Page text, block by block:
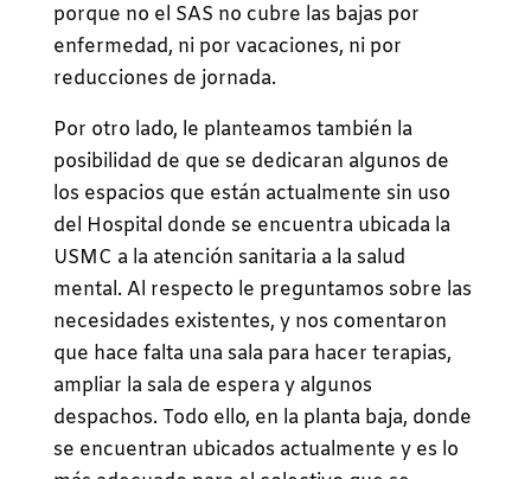
porque no el SAS no cubre las bajas por
enfermedad, ni por vacaciones, ni por
reducciones de jornada.
Por otro lado, le planteamos también la
posibilidad de que se dedicaran algunos de
los espacios que están actualmente sin uso
del Hospital donde se encuentra ubicada la
USMC a la atención sanitaria a la salud
mental. Al respecto le preguntamos sobre las
necesidades existentes, y nos comentaron
que hace falta una sala para hacer terapias,
ampliar la sala de espera y algunos
despachos. Todo ello, en la planta baja, donde
se encuentran ubicados actualmente y es lo